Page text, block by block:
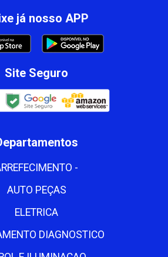
já nosso APP
Site Seguro
-
AUTO PEÇAS
ELETRICA
DIAGNOSTICO